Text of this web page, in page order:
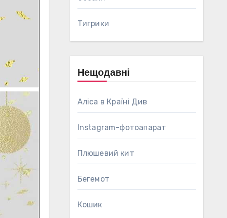
Тигрики
Нещодавні
Аліса в Країні Див
Instagram-фотоапарат
Плюшевий кит
Бегемот
Кошик